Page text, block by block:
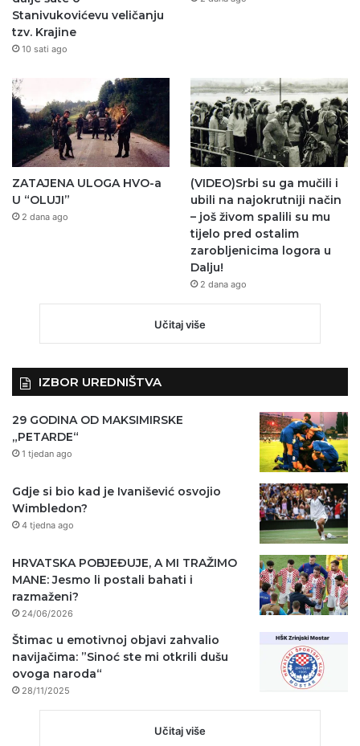
Stanivukovićevu veličanju
tzv. Krajine
10 sati ago
ZATAJENA ULOGA HVO-a
U “OLUJI”
2 dana ago
(VIDEO)Srbi su ga mučili i
ubili na najokrutniji način
– još živom spalili su mu
tijelo pred ostalim
zarobljenicima logora u
Dalju!
2 dana ago
Učitaj više
IZBOR UREDNIŠTVA
29 GODINA OD MAKSIMIRSKE
„PETARDE“
1 tjedan ago
Gdje si bio kad je Ivanišević osvojio
Wimbledon?
4 tjedna ago
HRVATSKA POBJEĐUJE, A MI TRAŽIMO
MANE: Jesmo li postali bahati i
razmaženi?
24/06/2026
Štimac u emotivnoj objavi zahvalio
navijačima: ”Sinoć ste mi otkrili dušu
ovoga naroda“
28/11/2025
Učitaj više